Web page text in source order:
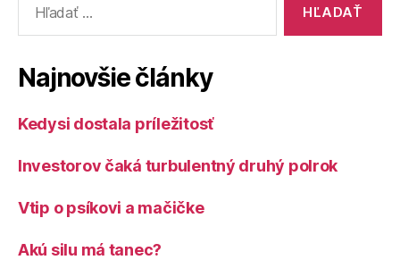
Najnovšie články
Kedysi dostala príležitosť
Investorov čaká turbulentný druhý polrok
Vtip o psíkovi a mačičke
Akú silu má tanec?